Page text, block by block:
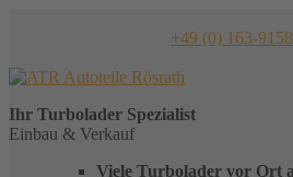
+49 (0) 163-
Ihr Turbolader Spezialist
Einbau & Verkauf
Viele Turbolader vor Ort